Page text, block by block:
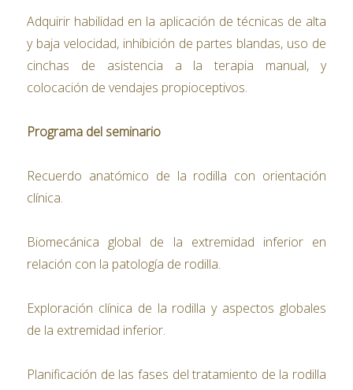
Adquirir habilidad en la aplicación de técnicas de alta
y baja velocidad, inhibición de partes blandas, uso de
cinchas de asistencia a la terapia manual, y
colocación de vendajes propioceptivos.
Programa del seminario
Recuerdo anatómico de la rodilla con orientación
clínica.
Biomecánica global de la extremidad inferior en
relación con la patología de rodilla.
Exploración clínica de la rodilla y aspectos globales
de la extremidad inferior.
Planificación de las fases del tratamiento de la rodilla